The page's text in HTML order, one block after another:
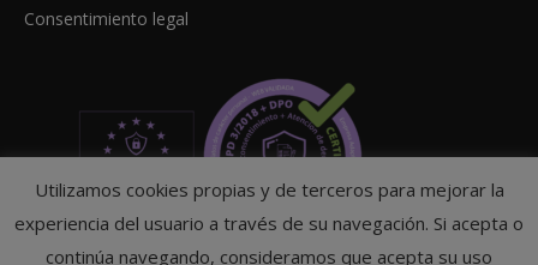
Consentimiento legal
Utilizamos cookies propias y de terceros para mejorar la
experiencia del usuario a través de su navegación. Si acepta o
continúa navegando, consideramos que acepta su uso